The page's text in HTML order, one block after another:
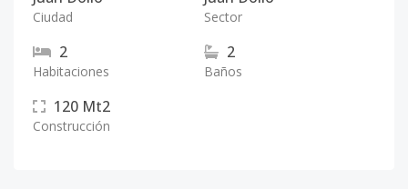
Ciudad Sector
2
Habitaciones
2
Baños
120 Mt2
Construcción